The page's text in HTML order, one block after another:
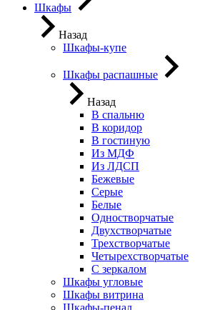
Шкафы
Назад
Шкафы-купе
Шкафы распашные
Назад
В спальню
В коридор
В гостиную
Из МДФ
Из ЛДСП
Бежевые
Серые
Белые
Одностворчатые
Двухстворчатые
Трехстворчатые
Четырехстворчатые
С зеркалом
Шкафы угловые
Шкафы витрина
Шкафы-пенал